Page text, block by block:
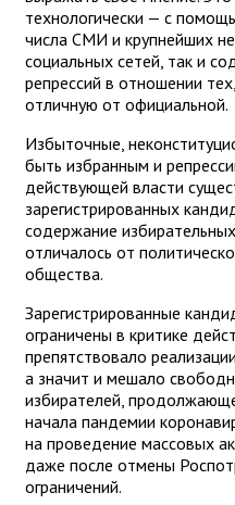
технологически — с
числа СМИ и крупнейших
социальных сетей, так и
репрессий в отношении
отличную от официальной.
Избыточные,
быть избранным и
действующей власти
зарегистрированных
содержание
отличалось от
общества.
Зарегистрированные
ограничены в критике
препятствовало
а значит и мешало
избирателей,
начала пандемии
на проведение массовых
даже после отмены
ограничений.